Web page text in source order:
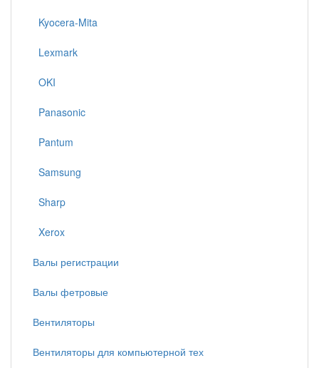
Kyocera-Mita
Lexmark
OKI
Panasonic
Pantum
Samsung
Sharp
Xerox
Валы регистрации
Валы фетровые
Вентиляторы
Вентиляторы для компьютерной тех